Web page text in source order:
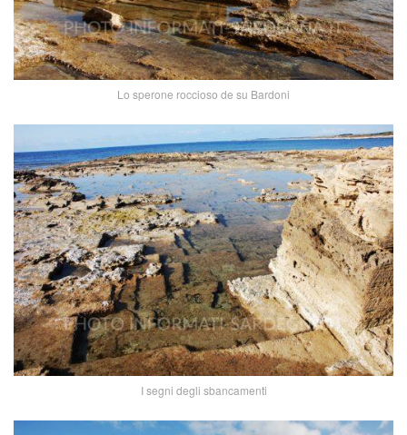
Lo sperone roccioso de su Bardoni
I segni degli sbancamenti